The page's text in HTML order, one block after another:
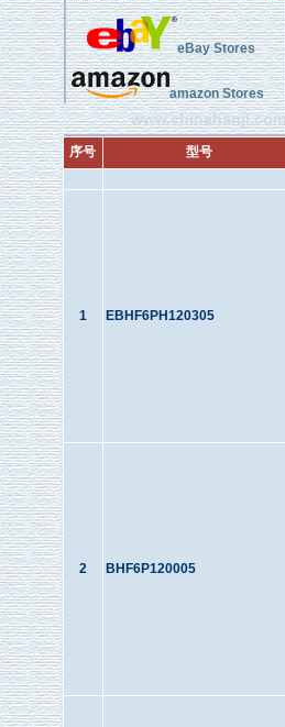
eBay Stores
amazon Stores
www.chinahanji.com
序号 型号
1 EBHF6PH120305
2 BHF6P120005